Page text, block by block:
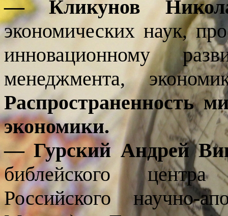
— Кликунов
экономических наук,
инновационному
менеджмента,
Распространенность
экономики.
— Гурский Андрей
библейского
Российского научно-